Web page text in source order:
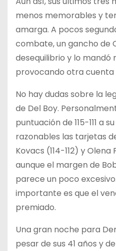
menos memorables y
amarga. A pocos
combate, un gancho de
desequilibrio y lo mandó
provocando otra cuenta
No hay dudas sobre la
de Del Boy.
puntuación de 115-111 a
razonables las tarjetas
Kovacs (114-112) y Olena
aunque el margen de
parece un poco
importante es que el
premiado.
Una gran noche para
pesar de sus 41 años y